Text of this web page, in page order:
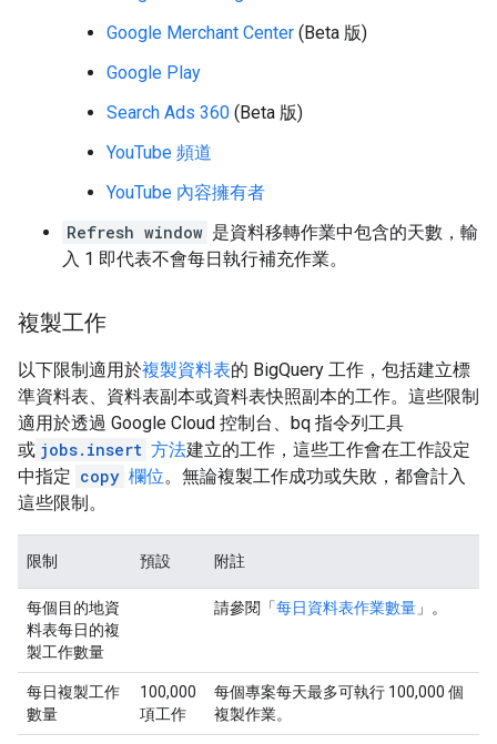
Google Merchant Center (Beta 版)
Google Play
Search Ads 360 (Beta 版)
YouTube 頻道
YouTube 內容擁有者
Refresh window 是資料移轉作業中包含的天數，輸
入 1 即代表不會每日執行補充作業。
複製工作
以下限制適用於複製資料表的 BigQuery 工作，包括建立標
準資料表、資料表副本或資料表快照副本的工作。這些限制
適用於透過 Google Cloud 控制台、bq 指令列工具
或 jobs.insert 方法建立的工作，這些工作會在工作設定
中指定 copy 欄位。無論複製工作成功或失敗，都會計入
這些限制。
限制 預設 附註
每個目的地資
料表每日的複
製工作數量
請參閱「每日資料表作業數量 」。
每日複製工作
數量
100,000
項工作
每個專案每天最多可執行 100,000 個
複製作業。